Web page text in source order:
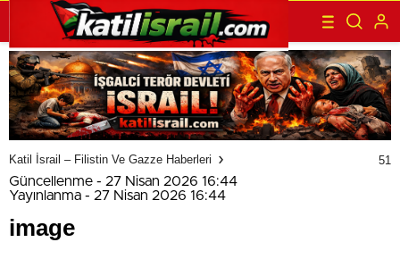
Katil İsrail – Filistin Ve Gazze Haberleri 51
Güncellenme - 27 Nisan 2026 16:44
Yayınlanma - 27 Nisan 2026 16:44
image